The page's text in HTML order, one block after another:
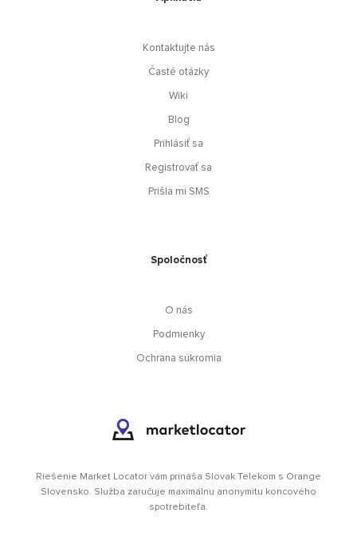
Kontaktujte nás
Časté otázky
Wiki
Blog
Prihlásiť sa
Registrovať sa
Prišla mi SMS
Spoločnosť
O nás
Podmienky
Ochrana súkromia
Riešenie Market Locator vám prináša Slovak Telekom s Orange
Slovensko. Služba zaručuje maximálnu anonymitu koncového
spotrebiteľa.